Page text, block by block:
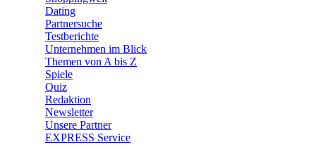
Dating
Partnersuche
Testberichte
Unternehmen im Blick
Themen von A bis Z
Spiele
Quiz
Redaktion
Newsletter
Unsere Partner
EXPRESS Service